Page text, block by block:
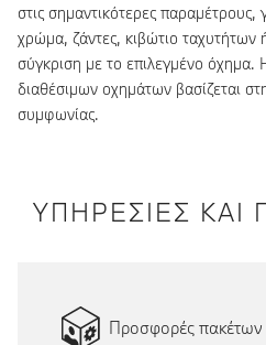
στις σημαντικότερες παραμέτρους,
χρώμα, ζάντες, κιβώτιο
σύγκριση με το επιλεγμένο
διαθέσιμων οχημάτων βασίζεται
συμφωνίας.
ΥΠΗΡΕΣΙΕΣ ΚΑΙ
Προσφορές πακέτων